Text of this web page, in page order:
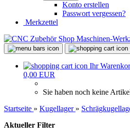
Konto erstellen
Passwort vergessen?
Merkzettel
Ihr
0,00 EUR
Sie haben noch keine
Startseite » Kugellager »
Aktueller Filter